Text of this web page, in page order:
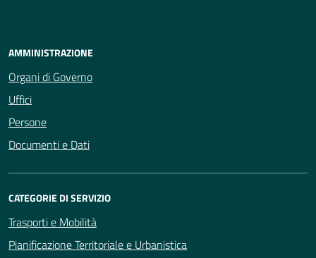
AMMINISTRAZIONE
Organi di Governo
Uffici
Persone
Documenti e Dati
CATEGORIE DI SERVIZIO
Trasporti e Mobilità
Pianificazione Territoriale e Urbanistica